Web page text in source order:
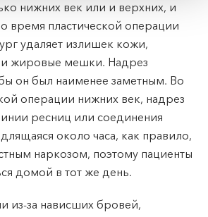
нижних век или и верхних, и
время пластической операции
удаляет излишек кожи,
жировые мешки. Надрез
он был наименее заметным. Во
операции нижних век, надрез
ресниц или соединения
около часа, как правило,
наркозом, поэтому пациенты
домой в тот же день.
из-за нависших бровей,